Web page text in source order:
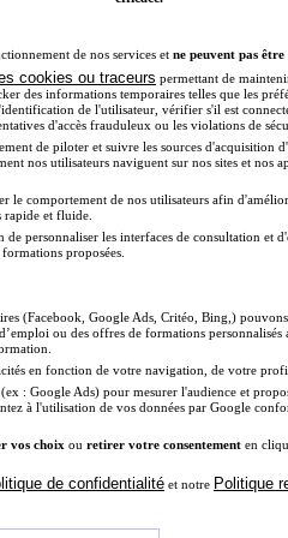
par alternance
de nos services et ne peuvent pas être
cookies ou traceurs permettant de
des informations temporaires telles que les
de l'utilisateur, vérifier s'il est
d'accès frauduleux ou les violations de
de piloter et suivre les sources d'acquisition
nos utilisateurs naviguent sur nos sites et nos
le comportement de nos utilisateurs afin
rapide et fluide.
de personnaliser les interfaces de consultation et
proposées.
(Facebook, Google Ads, Critéo, Bing,)
ou des offres de formations
en fonction de votre navigation, de votre
: Google Ads) pour mesurer l'audience et
à l'utilisation de vos données par Google
vos choix ou retirer votre consentement en
de confidentialité et notre Politique